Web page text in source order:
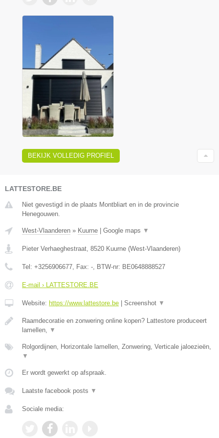
BEKIJK VOLLEDIG PROFIEL
LATTESTORE.BE
Niet gevestigd in de plaats Montbliart en in de provincie
Henegouwen.
West-Vlaanderen » Kuurne Google maps ▼
Pieter Verhaeghestraat 8520 Kuurne (West-Vlaanderen)
Tel: +3256906677 , Fax: - , BTW-nr: BE0648888527
E-mail › LATTESTORE.BE
Website: https://www.lattestore.be Screenshot ▼
Raamdecoratie en zonwering online kopen? Lattestore produceert
lamellen,
▼
Rolgordijnen, Horizontale lamellen, Zonwering, Verticale jaloezieën,
▼
Er wordt gewerkt op afspraak.
Laatste facebook posts ▼
Sociale media: